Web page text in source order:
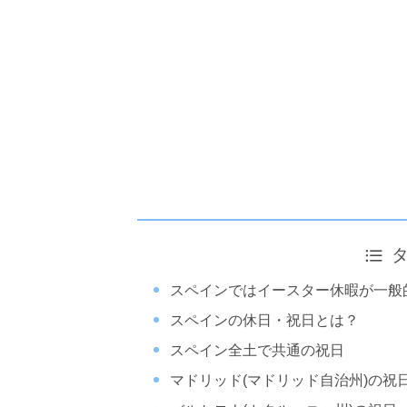
スペインではイースター休暇が一般
スペインの休日・祝日とは？
スペイン全土で共通の祝日
マドリッド(マドリッド自治州)の祝日